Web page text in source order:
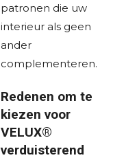
patronen die uw
interieur als geen
ander
complementeren.
Redenen om te
kiezen voor
VELUX®
verduisterend